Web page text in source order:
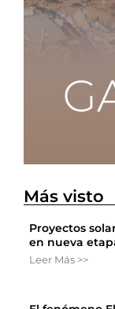
Más visto
Proyectos
en nueva
Leer Más >>